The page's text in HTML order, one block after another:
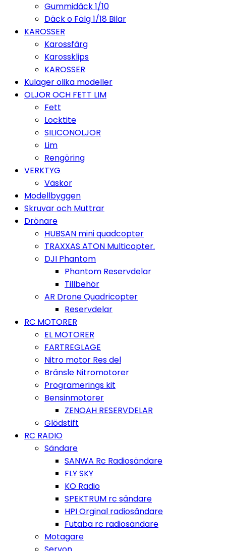
Gummidäck 1/10
Däck o Fälg 1/18 Bilar
KAROSSER
Karossfärg
Karossklips
KAROSSER
Kulager olika modeller
OLJOR OCH FETT LIM
Fett
Locktite
SILICONOLJOR
Lim
Rengöring
VERKTYG
Väskor
Modellbyggen
Skruvar och Muttrar
Drönare
HUBSAN mini quadcopter
TRAXXAS ATON Multicopter.
DJI Phantom
Phantom Reservdelar
Tillbehör
AR Drone Quadricopter
Reservdelar
RC MOTORER
EL MOTORER
FARTREGLAGE
Nitro motor Res del
Bränsle Nitromotorer
Programerings kit
Bensinmotorer
ZENOAH RESERVDELAR
Glödstift
RC RADIO
Sändare
SANWA Rc Radiosändare
FLY SKY
KO Radio
SPEKTRUM rc sändare
HPI Orginal radiosändare
Futaba rc radiosändare
Motagare